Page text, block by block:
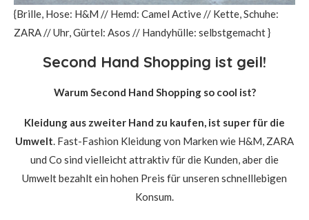
{Brille, Hose: H&M // Hemd: Camel Active // Kette, Schuhe:
ZARA // Uhr, Gürtel: Asos // Handyhülle: selbstgemacht }
Second Hand Shopping ist geil!
Warum Second Hand Shopping so cool ist?
Kleidung aus zweiter Hand zu kaufen, ist super für die
Umwelt. Fast-Fashion Kleidung von Marken wie H&M, ZARA
und Co sind vielleicht attraktiv für die Kunden, aber die
Umwelt bezahlt ein hohen Preis für unseren schnelllebigen
Konsum.